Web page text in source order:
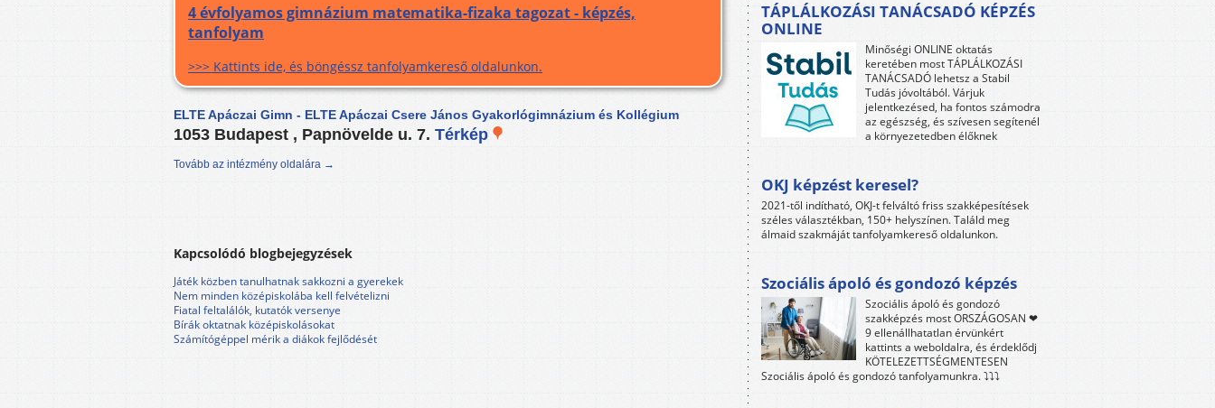
4 évfolyamos gimnázium matematika-fizaka tagozat - képzés,
tanfolyam
>>> Kattints ide, és böngéssz tanfolyamkereső oldalunkon.
ELTE Apáczai Gimn - ELTE Apáczai Csere János Gyakorlógimnázium és Kollégium
1053 Budapest , Papnövelde u. 7. Térkép
Tovább az intézmény oldalára →
Kapcsolódó blogbejegyzések
Játék közben tanulhatnak sakkozni a gyerekek
Nem minden középiskolába kell felvételizni
Fiatal feltalálók, kutatók versenye
Bírák oktatnak középiskolásokat
Számítógéppel mérik a diákok fejlődését
TÁPLÁLKOZÁSI TANÁCSADÓ KÉPZÉS
ONLINE
Minőségi ONLINE oktatás
keretében most TÁPLÁLKOZÁSI
TANÁCSADÓ lehetsz a Stabil
Tudás jóvoltából. Várjuk
jelentkezésed, ha fontos számodra
az egészség, és szívesen segítenél
a környezetedben élőknek
OKJ képzést keresel?
2021-től indítható, OKJ-t felváltó friss szakképesítések
széles választékban, 150+ helyszínen. Találd meg
álmaid szakmáját tanfolyamkereső oldalunkon.
Szociális ápoló és gondozó képzés
Szociális ápoló és gondozó
szakképzés most ORSZÁGOSAN ❤
9 ellenállhatatlan érvünkért
kattints a weboldalra, és érdeklődj
KÖTELEZETTSÉGMENTESEN
Szociális ápoló és gondozó tanfolyamunkra. ⤵⤵⤵